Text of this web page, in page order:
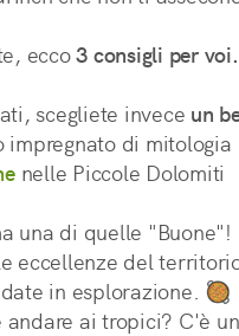
ecco 3 consigli per voi.
scegliete invece un
impregnato di mitologia
nelle Piccole Dolomiti
una di quelle "Buone"!
eccellenze del
in esplorazione. 🥘
ai tropici? C'è